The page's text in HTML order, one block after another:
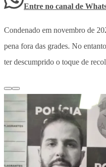
Entre no canal de
Condenado em novembro de
pena fora das grades. No
ter descumprido o toque de